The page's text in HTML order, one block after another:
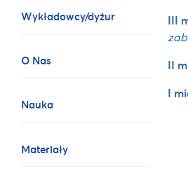
Wykładowcy/dyżur
O Nas
Nauka
Materiały
III
II
I